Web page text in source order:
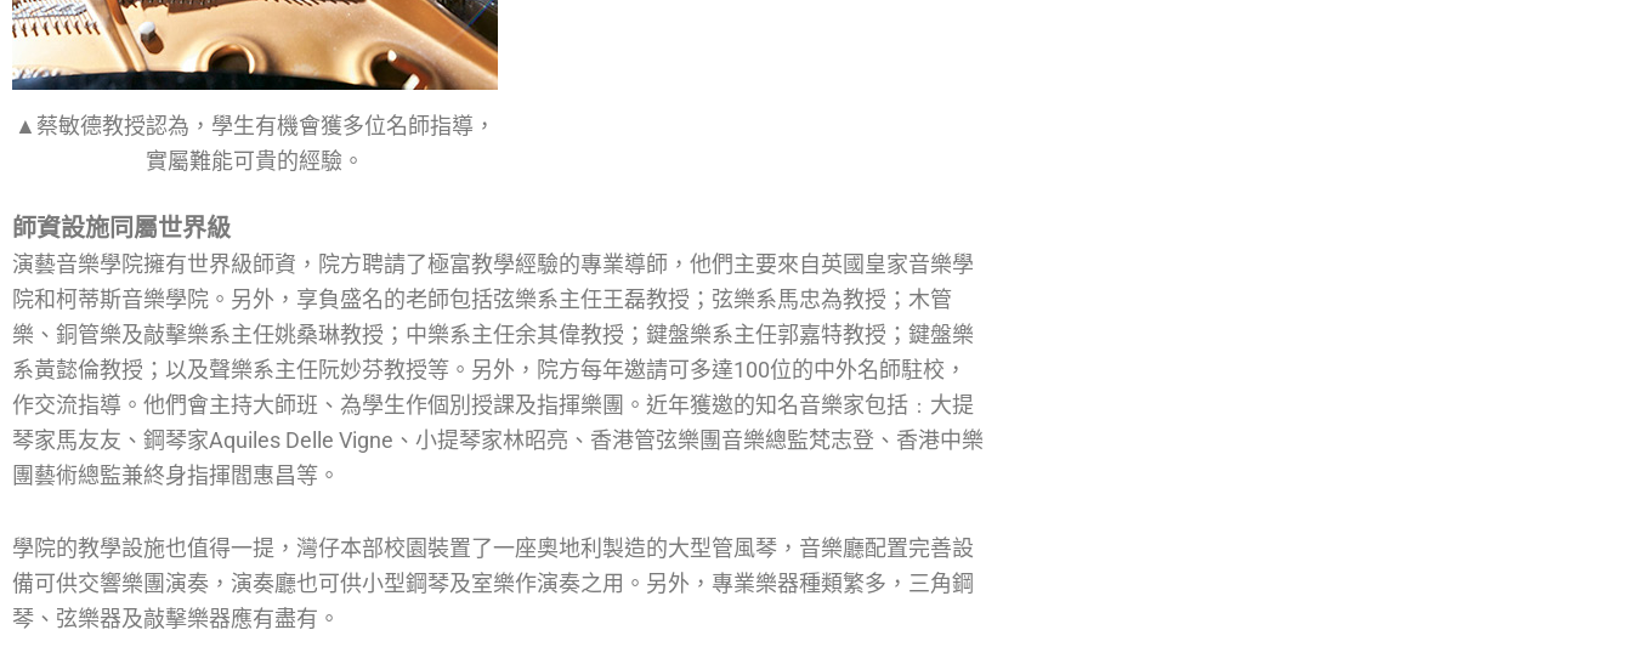
▲蔡敏德教授認為，學生有機會獲多位名師指導，
實屬難能可貴的經驗。
師資設施同屬世界級
演藝音樂學院擁有世界級師資，院方聘請了極富教學經驗的專業導師，他們主要來自英國皇家音樂學
院和柯蒂斯音樂學院。另外，享負盛名的老師包括弦樂系主任王磊教授；弦樂系馬忠為教授；木管
樂、銅管樂及敲擊樂系主任姚桑琳教授；中樂系主任余其偉教授；鍵盤樂系主任郭嘉特教授；鍵盤樂
系黃懿倫教授；以及聲樂系主任阮妙芬教授等。另外，院方每年邀請可多達100位的中外名師駐校，
作交流指導。他們會主持大師班、為學生作個別授課及指揮樂團。近年獲邀的知名音樂家包括﹕大提
琴家馬友友、鋼琴家Aquiles Delle Vigne、小提琴家林昭亮、香港管弦樂團音樂總監梵志登、香港中樂
團藝術總監兼終身指揮閻惠昌等。
學院的教學設施也值得一提，灣仔本部校園裝置了一座奧地利製造的大型管風琴，音樂廳配置完善設
備可供交響樂團演奏，演奏廳也可供小型鋼琴及室樂作演奏之用。另外，專業樂器種類繁多，三角鋼
琴、弦樂器及敲擊樂器應有盡有。